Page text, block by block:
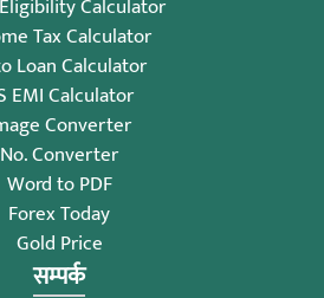
Tax Calculator
Loan Calculator
EMI Calculator
Converter
No. Converter
Word to PDF
Forex Today
Gold Price
सम्पर्क